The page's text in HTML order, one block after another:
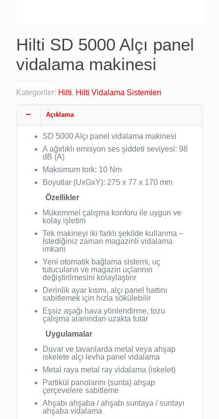
Hilti SD 5000 Alçı panel
vidalama makinesi
Kategoriler: Hilti, Hilti Vidalama Sistemleri
Açıklama
SD 5000 Alçı panel vidalama makinesi
A ağırlıklı emisyon ses şiddeti seviyesi: 98
dB (A)
Maksimum tork: 10 Nm
Boyutlar (UxGxY): 275 x 77 x 170 mm
Özellikler
Mükemmel çalışma konforu ile uygun ve
kolay işletim
Tek makineyi iki farklı şekilde kullanma –
İstediğiniz zaman magazinli vidalama
imkanı
Yeni otomatik bağlama sistemi, uç
tutucuların ve magazin uçlarının
değiştirilmesini kolaylaştırır
Derinlik ayar kısmı, alçı panel hattını
sabitlemek için hızla sökülebilir
Eşsiz aşağı hava yönlendirme, tozu
çalışma alanından uzakta tutar
Uygulamalar
Duvar ve tavanlarda metal veya ahşap
iskelete alçı levha panel vidalama
Metal raya metal ray vidalama (iskelet)
Partikül panolarını (sunta) ahşap
çerçevelere sabitleme
Ahşabı ahşaba / ahşabı suntaya / suntayı
ahşaba vidalama